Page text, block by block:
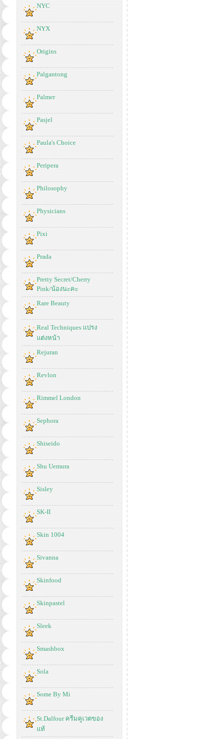
NYC
NYX
Origins
Palgantong
Palmer
Pasjel
Paula's Choice
Peripera
Philosophy
Physicians
Pixi
Prada
Pretty Secret/Cherry
Pink/น้องนะคะ
Rare Beauty
Real Techniques แปรง
แต่งหน้า
Rejuran
Revlon
Rimmel London
Sephora
Shiseido
Shu Uemura
Sisley
SK-II
Skin 1004
Sivanna
Skinfood
Skinpastel
Sleek
Smashbox
Sola
Some By Mi
St.Dalfour ครีมคูเวตของ
แท้